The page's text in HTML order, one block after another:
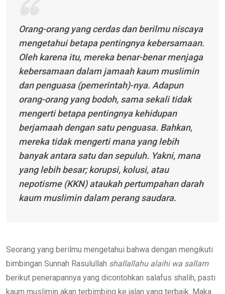
Orang-orang yang cerdas dan berilmu niscaya
mengetahui betapa pentingnya kebersamaan.
Oleh karena itu, mereka benar-benar menjaga
kebersamaan dalam jamaah kaum muslimin
dan penguasa (pemerintah)-nya. Adapun
orang-orang yang bodoh, sama sekali tidak
mengerti betapa pentingnya kehidupan
berjamaah dengan satu penguasa. Bahkan,
mereka tidak mengerti mana yang lebih
banyak antara satu dan sepuluh. Yakni, mana
yang lebih besar; korupsi, kolusi, atau
nepotisme (KKN) ataukah pertumpahan darah
kaum muslimin dalam perang saudara.
Seorang yang berilmu mengetahui bahwa dengan mengikuti
bimbingan Sunnah Rasulullah shallallahu alaihi wa sallam
berikut penerapannya yang dicontohkan salafus shalih, pasti
kaum muslimin akan terbimbing ke jalan yang terbaik. Maka